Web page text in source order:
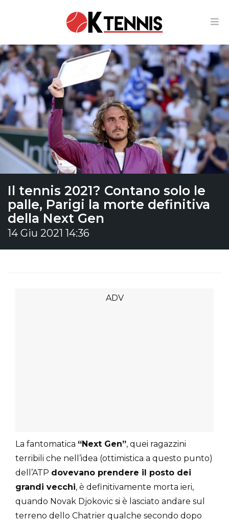
Il tennis 2021? Contano solo le
palle, Parigi la morte definitiva
della Next Gen
14 Giu 2021 14:36
La fantomatica “Next Gen”, quei ragazzini
terribili che nell’idea (ottimistica a questo punto)
dell’ATP dovevano prendere il posto dei
grandi vecchi, è definitivamente morta ieri,
quando Novak Djokovic si è lasciato andare sul
terreno dello Chatrier qualche secondo dopo